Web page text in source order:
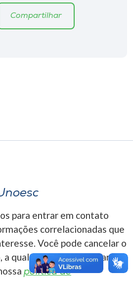
Compartilhar
para entrar em contato
correlacionadas que
Você pode cancelar o
a qualquer momento. Para
política de